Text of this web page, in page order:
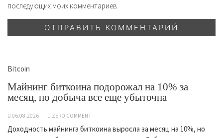
последующих моих комментариев.
Bitcoin
Майнинг биткоина подорожал на 10% за
месяц, но добыча все еще убыточна
06.08.2026 ZERO COMMENT
Доходность майнинга биткоина выросла за месяц на 10%, но